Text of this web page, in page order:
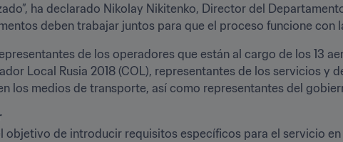
ha declarado Nikolay Nikitenko, Director del
deben trabajar juntos para que el proceso funcione con
de los operadores que están al cargo de los 13
Local Rusia 2018 (COL), representantes de los servicios y
los medios de transporte, así como representantes del
objetivo de introducir requisitos específicos para el servicio